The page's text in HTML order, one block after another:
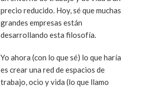
precio reducido. Hoy, sé que muchas
grandes empresas están
desarrollando esta filosofía.
Yo ahora (con lo que sé) lo que haría
es crear una red de espacios de
trabajo, ocio y vida (lo que llamo